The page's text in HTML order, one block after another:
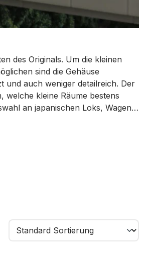
des Originals. Um die kleinen
sind die Gehäuse
und auch weniger detailreich. Der
welche kleine Räume bestens
an japanischen Loks, Wagen
der hochwertigen Neuheit der